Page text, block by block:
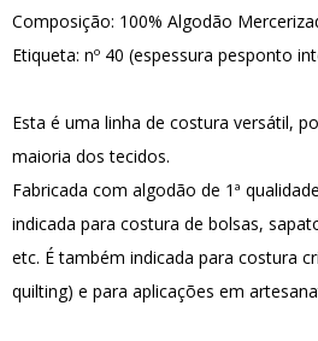
Composição: 100% Algodão
Etiqueta: nº 40 (espessura pesponto
Esta é uma linha de costura versátil,
maioria dos tecidos.
Fabricada com algodão de 1ª
indicada para costura de bolsas,
etc. É também indicada para costura
quilting) e para aplicações em